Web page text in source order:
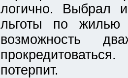
логично. Выбрал
льготы по жилью
возможность
потерпит.